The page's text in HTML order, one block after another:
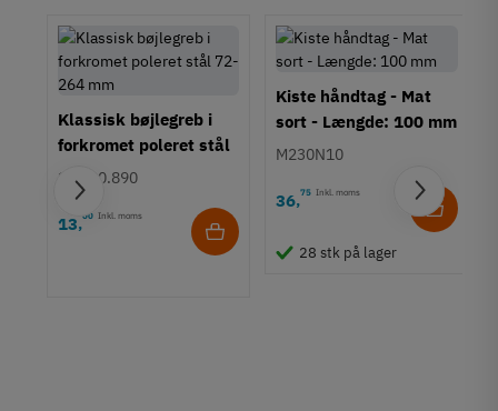
Tilstand
Klassisk bøjlegreb i
forkromet poleret stål
72-200 mm
155.00.890
13,00 Inkl. moms
Kiste håndtag - Mat
sort - Længde: 100 mm
M230N10
36,75 Inkl. moms
28 stk på lager